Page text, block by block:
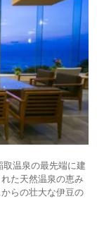
温泉の最先端に建
た天然温泉の恵み
らの壮大な伊豆の